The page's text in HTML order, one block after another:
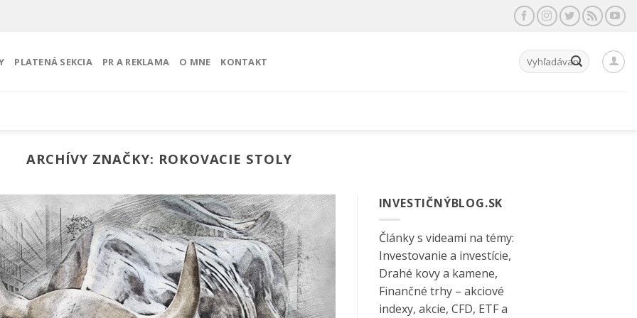
PLATENÁ SEKCIA PR A REKLAMA O MNE KONTAKT Hľadať:
ARCHÍVY ZNAČKY: ROKOVACIE STOLY
INVESTIČNÝBLOG.SK
Články s videami na témy:
Investovanie a investície,
Drahé kovy a kamene,
Finančné trhy – akciové
indexy, akcie, CFD, ETF a